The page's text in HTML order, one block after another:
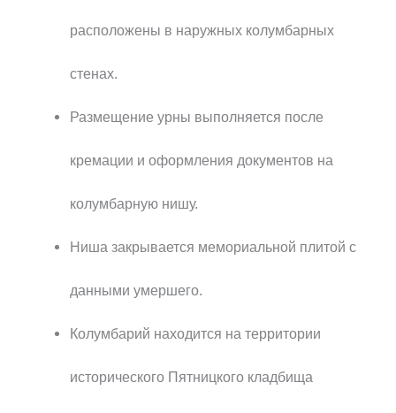
расположены в наружных колумбарных
стенах.
Размещение урны выполняется после
кремации и оформления документов на
колумбарную нишу.
Ниша закрывается мемориальной плитой с
данными умершего.
Колумбарий находится на территории
исторического Пятницкого кладбища